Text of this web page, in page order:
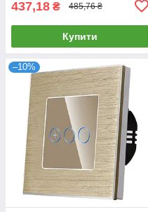
437,18 ₴ 485,76 ₴
Купити
–10%